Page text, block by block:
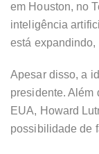
em Houston, no
inteligência
está expandindo,
Apesar disso, a
presidente. Além
EUA, Howard
possibilidade de